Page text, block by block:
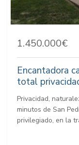
1.450.000€
Encantadora
total
Privacidad,
minutos de San
privilegiado, en la